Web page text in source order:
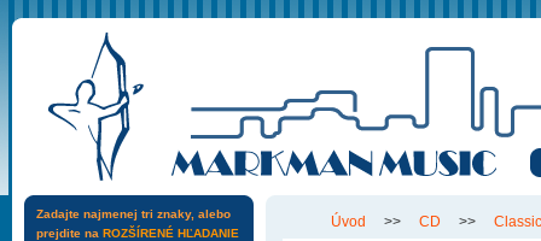
Úvod >> CD >> Classic
Zadajte najmenej tri znaky, alebo
prejdite na ROZŠÍRENÉ HĽADANIE